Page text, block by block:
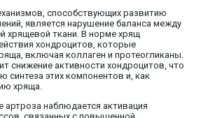
способствующих развитию
является нарушение баланса между
хрящевой ткани. В норме хрящ
хондроцитов, которые
включая коллаген и протеогликаны.
снижение активности хондроцитов, что
синтеза этих компонентов и, как
хряща.
артроза наблюдается активация